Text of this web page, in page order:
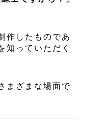
作したものであ
知っていただく
まざまな場面で